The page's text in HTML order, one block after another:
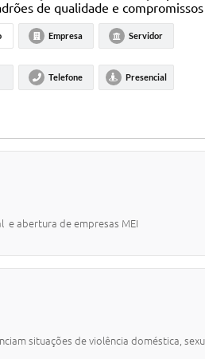
de qualidade e
Empresa Servidor
Telefone Presencial
e abertura de empresas MEI
situações de violência doméstica,